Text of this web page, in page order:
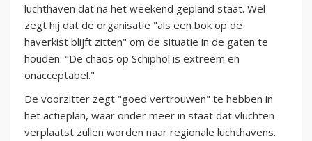
luchthaven dat na het weekend gepland staat. Wel
zegt hij dat de organisatie "als een bok op de
haverkist blijft zitten" om de situatie in de gaten te
houden. "De chaos op Schiphol is extreem en
onacceptabel."
De voorzitter zegt "goed vertrouwen" te hebben in
het actieplan, waar onder meer in staat dat vluchten
verplaatst zullen worden naar regionale luchthavens.